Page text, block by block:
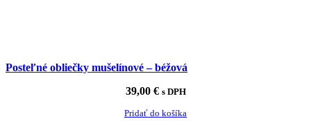
Posteľné obliečky mušelínové – béžová
39,00 € s DPH
Pridať do košíka